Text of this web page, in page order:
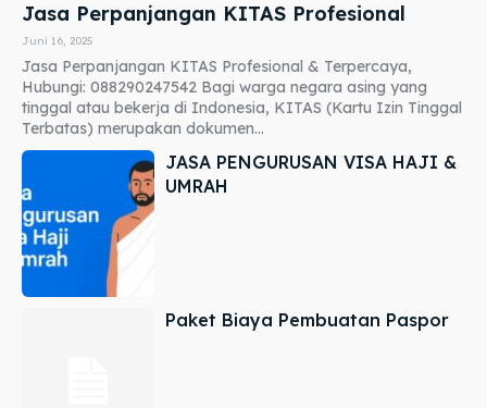
Jasa Perpanjangan KITAS Profesional
Juni 16, 2025
Jasa Perpanjangan KITAS Profesional & Terpercaya,
Hubungi: 088290247542 Bagi warga negara asing yang
tinggal atau bekerja di Indonesia, KITAS (Kartu Izin Tinggal
Terbatas) merupakan dokumen...
JASA PENGURUSAN VISA HAJI &
UMRAH
Paket Biaya Pembuatan Paspor